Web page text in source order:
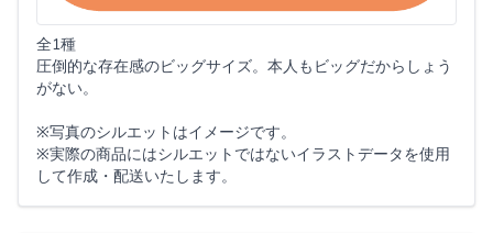
全1種
圧倒的な存在感のビッグサイズ。本人もビッグだからしょう
がない。
※写真のシルエットはイメージです。
※実際の商品にはシルエットではないイラストデータを使用
して作成・配送いたします。